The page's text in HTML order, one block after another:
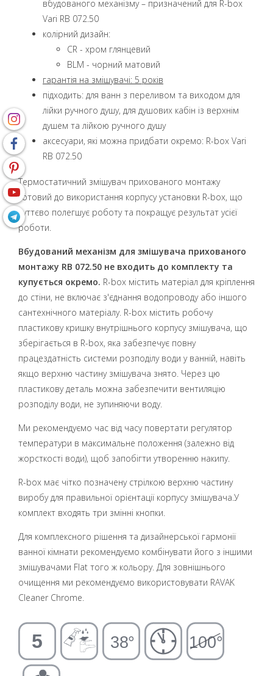
вбудованого механізму – призначений для R-box
Vari RB 072.50
колірний дизайн:
CR - хром глянцевий
BLM - чорний матовий
гарантія на змішувачі: 5 років
підходить: для ванн з переливом та виходом для
лійки ручного душу, для душових кабін із верхнім
душем та лійкою ручного душу
аксесуари, які можна придбати окремо: R-box Vari
RB 072.50
Термостатичний змішувач прихованого монтажу
готовий до використання корпусу установки R-box, що
суттєво полегшує роботу та покращує результат усієї
роботи.
Вбудований механізм для змішувача прихованого
монтажу RB 072.50 не входить до комплекту та
купується окремо. R-box містить матеріал для кріплення
до стіни, не включає з'єднання водопроводу або іншого
сантехнічного матеріалу. R-box містить робочу
пластикову кришку внутрішнього корпусу змішувача, що
зберігається в R-box, яка забезпечує повну
працездатність системи розподілу води у ванній, навіть
якщо верхню частину змішувача знято. Через цю
пластикову деталь можна забезпечити вентиляцію
розподілу води, не зупиняючи воду.
Ми рекомендуємо час від часу повертати регулятор
температури в максимальне положення (залежно від
жорсткості води), щоб запобігти утворенню накипу.
R-box має чітко позначену стрілкою верхню частину
виробу для правильної орієнтації корпусу змішувача.У
комплект входять три змінні кнопки.
Для комплексного рішення та дизайнерської гармонії
ванної кімнати рекомендуємо комбінувати його з іншими
змішувачами Flat того ж кольору. Для зовнішнього
очищення ми рекомендуємо використовувати RAVAK
Cleaner Chrome.